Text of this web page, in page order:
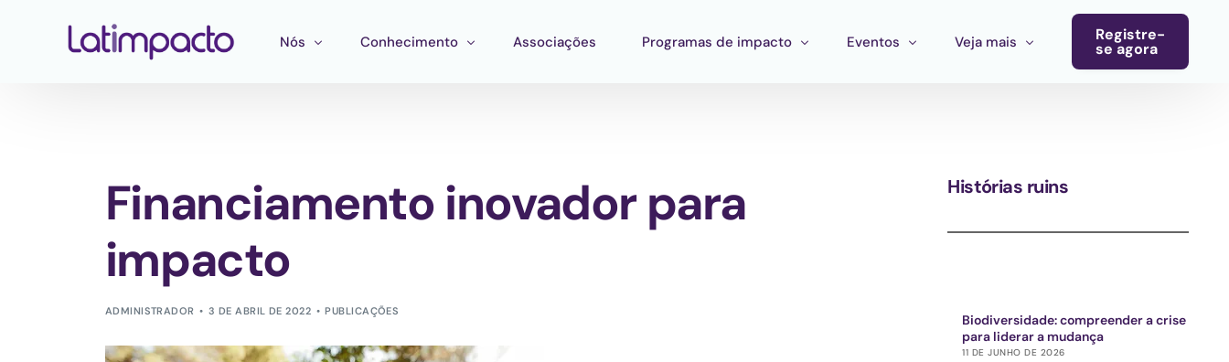
Nós
Conselho Consultivo Estratégico
Conhecimento
Mapeamento de ecossistemas
Associações Programas de impacto
Cultura
Catalytic Green Fund
Eventos Veja mais Registre-
se agora
Financiamento inovador para
impacto
ADMINISTRADOR 3 DE ABRIL DE 2022 PUBLICAÇÕES
Histórias ruins
Biodiversidade: compreender a crise
para liderar a mudança
11 DE JUNHO DE 2026